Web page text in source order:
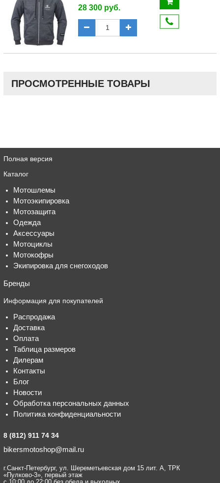
28 300 руб.
ПРОСМОТРЕННЫЕ ТОВАРЫ
Полная версия
Каталог
Мотошлемы
Мотоэкипировка
Мотозащита
Одежда
Аксессуары
Мотоциклы
Мотокофры
Экипировка для снегоходов
Бренды
Информация для покупателей
Распродажа
Доставка
Оплата
Таблица размеров
Дилерам
Контакты
Блог
Новости
Обработка персональных данных
Политика конфиденциальности
8 (812) 911 74 34
bikersmotoshop@mail.ru
г.Санкт-Петербург, ул. Шереметьевская дом 15 лит. А, ТРК
«Пулково-3», первый этаж